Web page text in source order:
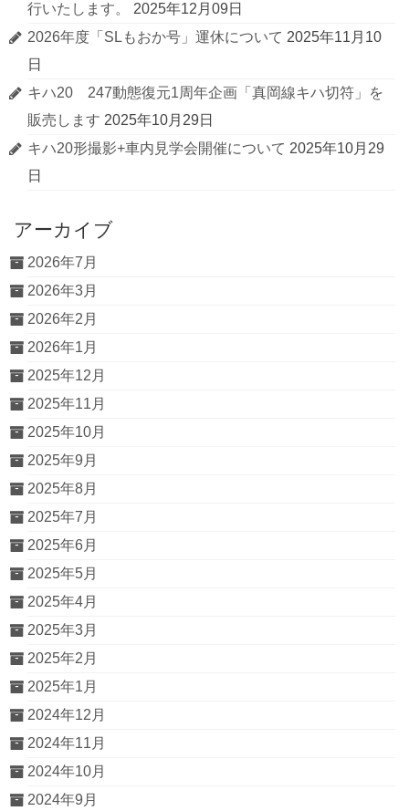
行いたします。
2025年12月09日
2026年度「SLもおか号」運休について 2025年11月10
日
キハ20 247動態復元1周年企画「真岡線キハ切符」を
販売します 2025年10月29日
キハ20形撮影+車内見学会開催について 2025年10月29
日
アーカイブ
2026年7月
2026年3月
2026年2月
2026年1月
2025年12月
2025年11月
2025年10月
2025年9月
2025年8月
2025年7月
2025年6月
2025年5月
2025年4月
2025年3月
2025年2月
2025年1月
2024年12月
2024年11月
2024年10月
2024年9月